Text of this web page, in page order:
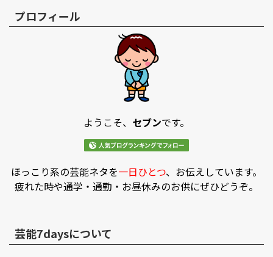
プロフィール
ようこそ、 セブンです。
ほっこり系の芸能ネタを一日ひとつ、お伝えしています。
疲れた時や通学・通勤・お昼休みのお供にぜひどうぞ。
芸能7daysについて